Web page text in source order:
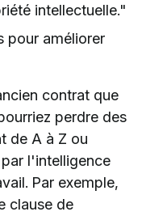
intellectuelle."
pour améliorer
contrat que
perdre des
de A à Z ou
l'intelligence
Par exemple,
clause de